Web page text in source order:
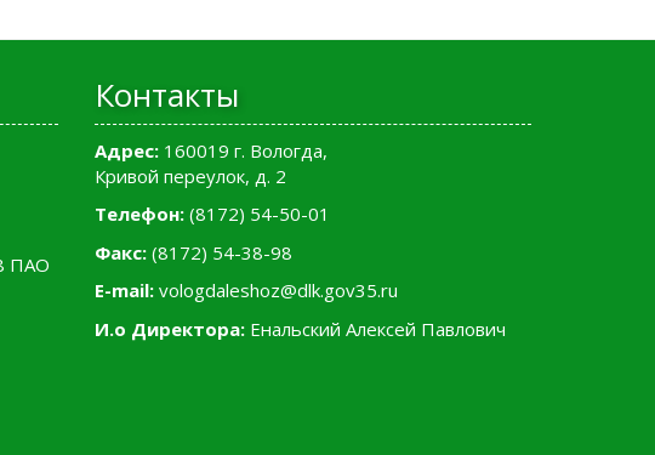
ПАО
Контакты
Адрес: 160019 г. Вологда,
Кривой переулок, д. 2
Телефон: (8172) 54-50-01
Факс: (8172) 54-38-98
E-mail: vologdaleshoz@dlk.gov35.ru
И.о Директора: Енальский Алексей Павлович